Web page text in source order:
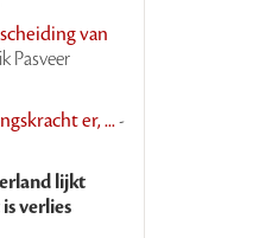
van
Pasveer
er, ...-
lijkt
verlies